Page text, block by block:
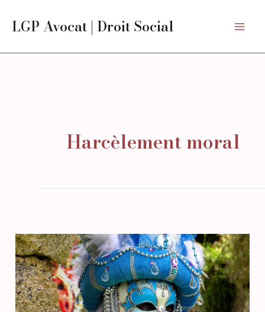
LGP Avocat | Droit Social
Harcèlement moral
Témoignages
Anonymisés
:
Valeur
Juridique